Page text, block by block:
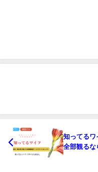
知ってるワ
全部観るな